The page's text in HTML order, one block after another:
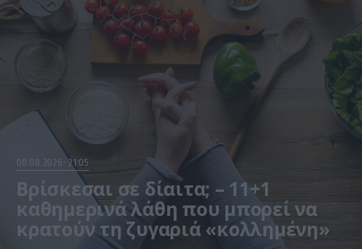
08.08.2026 21:05
Βρίσκεσαι σε δίαιτα; – 11+1
καθημερινά λάθη που μπορεί να
κρατούν τη ζυγαριά «κολλημένη»